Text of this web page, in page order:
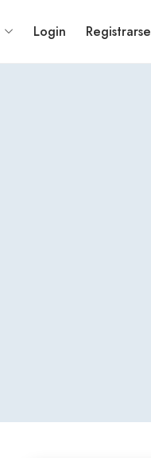
Login Registrarse